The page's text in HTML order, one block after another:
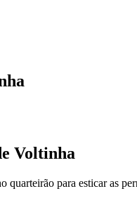
Voltinha
quarteirão para esticar as